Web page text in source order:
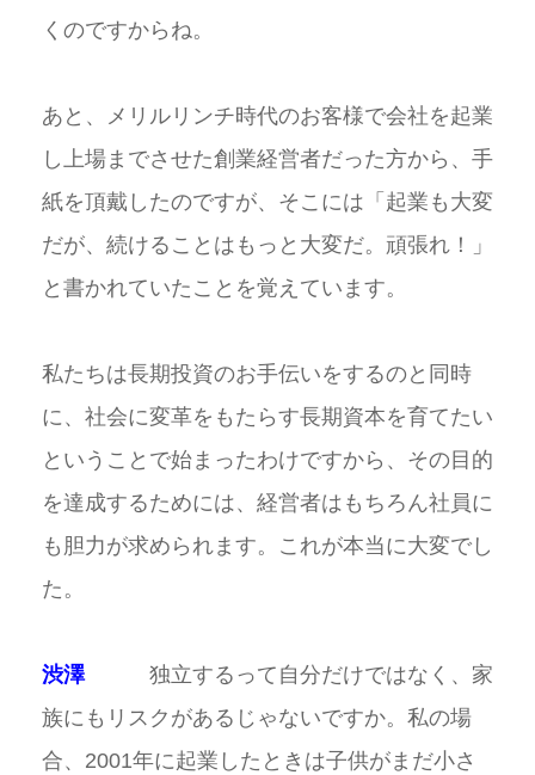
くのですからね。
あと、メリルリンチ時代のお客様で会社を起業
し上場までさせた創業経営者だった方から、手
紙を頂戴したのですが、そこには「起業も大変
だが、続けることはもっと大変だ。頑張れ！」
と書かれていたことを覚えています。
私たちは長期投資のお手伝いをするのと同時
に、社会に変革をもたらす長期資本を育てたい
ということで始まったわけですから、その目的
を達成するためには、経営者はもちろん社員に
も胆力が求められます。これが本当に大変でし
た。
渋澤独立するって自分だけではなく、家
族にもリスクがあるじゃないですか。私の場
合、2001年に起業したときは子供がまだ小さ